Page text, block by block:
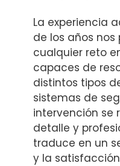
La experiencia
de los años
cualquier reto
capaces de
distintos tipos
sistemas de
intervención se
detalle y
traduce en un
y la